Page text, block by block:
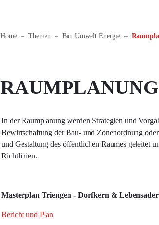
Home Themen Bau Umwelt Energie
RAUMPLANUNG
In der Raumplanung werden Strategien und
Bewirtschaftung der Bau- und Zonenordnung
und Gestaltung des öffentlichen Raumes geleitet
Richtlinien.
Masterplan Triengen - Dorfkern & Lebensader
Bericht und Plan